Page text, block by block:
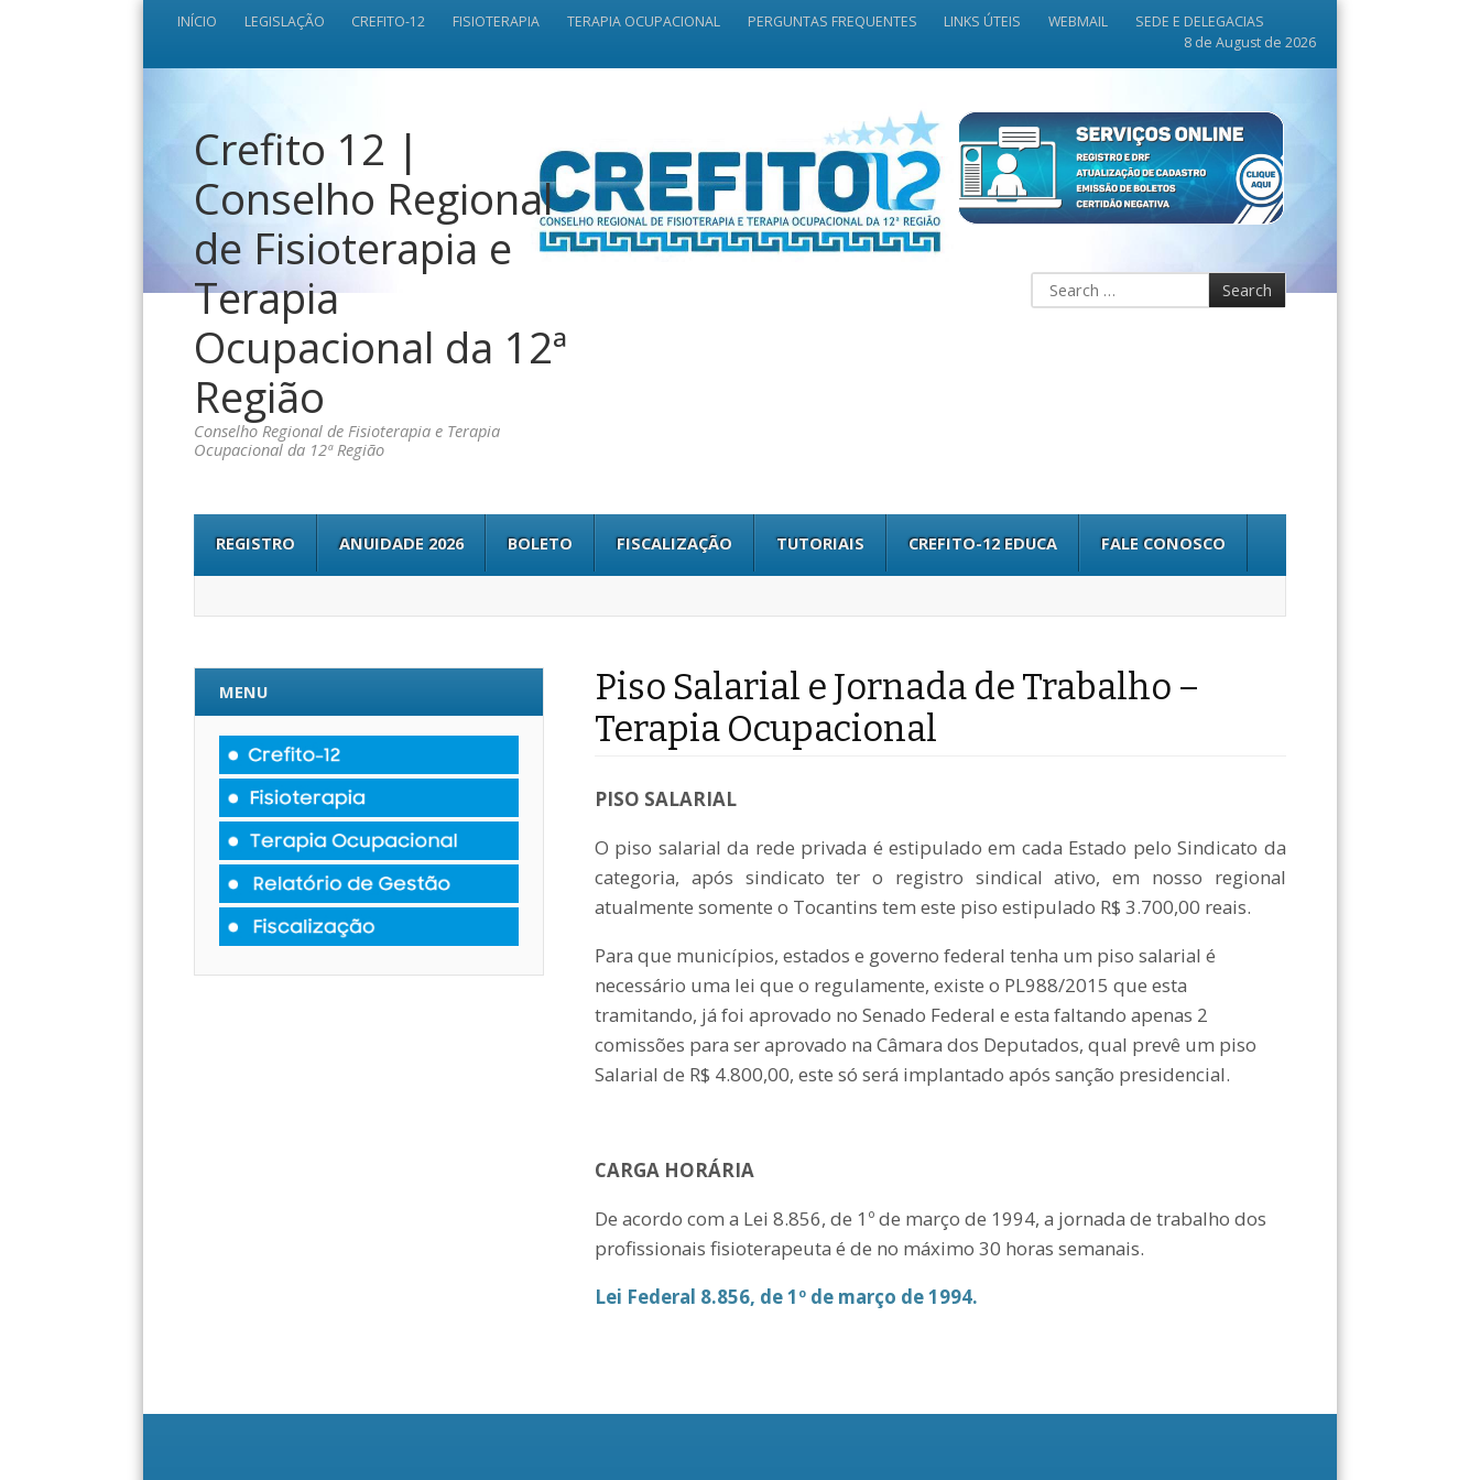
INÍCIO LEGISLAÇÃO CREFITO-12 FISIOTERAPIA TERAPIA OCUPACIONAL PERGUNTAS FREQUENTES LINKS ÚTEIS WEBMAIL
SEDE E DELEGACIAS
8 de August de 2026
Crefito 12 |
Conselho Regional
de Fisioterapia e
Terapia
Ocupacional da 12ª
Região
Conselho Regional de Fisioterapia e Terapia
Ocupacional da 12ª Região
REGISTRO ANUIDADE 2026 BOLETO FISCALIZAÇÃO TUTORIAIS CREFITO-12 EDUCA FALE CONOSCO
Piso Salarial e Jornada de Trabalho –
Terapia Ocupacional
PISO SALARIAL
O piso salarial da rede privada é estipulado em cada Estado pelo Sindicato da
categoria, após sindicato ter o registro sindical ativo, em nosso regional
atualmente somente o Tocantins tem este piso estipulado R$ 3.700,00 reais.
Para que municípios, estados e governo federal tenha um piso salarial é
necessário uma lei que o regulamente, existe o PL988/2015 que esta
tramitando, já foi aprovado no Senado Federal e esta faltando apenas 2
comissões para ser aprovado na Câmara dos Deputados, qual prevê um piso
Salarial de R$ 4.800,00, este só será implantado após sanção presidencial.
CARGA HORÁRIA
De acordo com a Lei 8.856, de 1º de março de 1994, a jornada de trabalho dos
profissionais fisioterapeuta é de no máximo 30 horas semanais.
Lei Federal 8.856, de 1º de março de 1994.
MENU